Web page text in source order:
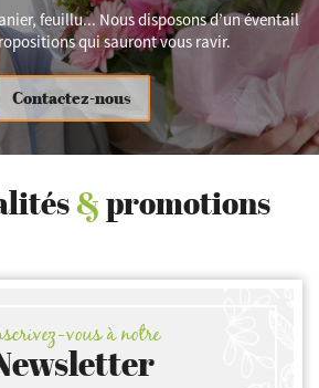
feuillu... Nous disposons d’un éventail
qui sauront vous ravir.
Contactez-nous
&promotions
vous à notre